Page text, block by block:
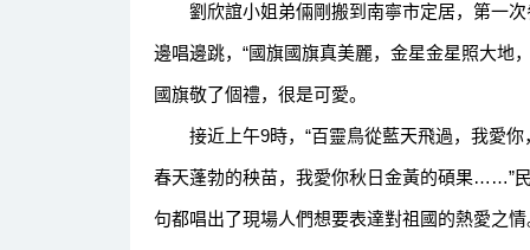
劉欣誼小姐弟倆剛搬到南寧市定居，第一次
邊唱邊跳，“國旗國旗真美麗，金星金星照大地
國旗敬了個禮，很是可愛。
接近上午9時，“百靈鳥從藍天飛過，我愛你
春天蓬勃的秧苗，我愛你秋日金黃的碩果……”
句都唱出了現場人們想要表達對祖國的熱愛之情